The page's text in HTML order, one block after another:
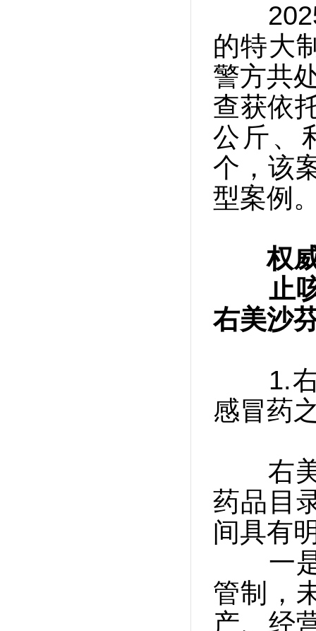
2025
的特大
警方共
查获依
公斤、
个，该
型案例
权
止咳
右美沙
1.右
感冒药
右美
药品目
间具有
一是
管制，
产、经